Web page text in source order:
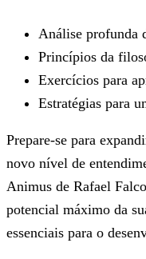
Análise profunda
Princípios da
Exercícios para
Estratégias para
Prepare-se para
novo nível de
Animus de Rafael
potencial máximo da
essenciais para o